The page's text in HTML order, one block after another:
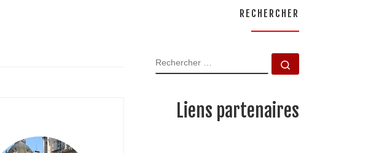
RECHERCHER
RECHERCHER
Liens partenaires